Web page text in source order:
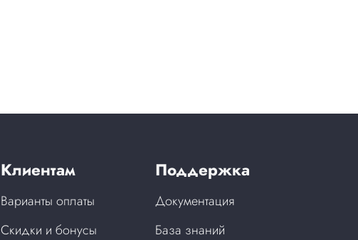
Клиентам
Варианты оплаты
Скидки и бонусы
Поддержка
Документация
База знаний